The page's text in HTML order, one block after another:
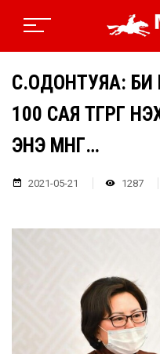
С.ОДОНТУЯА: БИ
100 САЯ ТӨГРӨГ
ЭНЭ МӨНГӨӨ…
2021-05-21 1287